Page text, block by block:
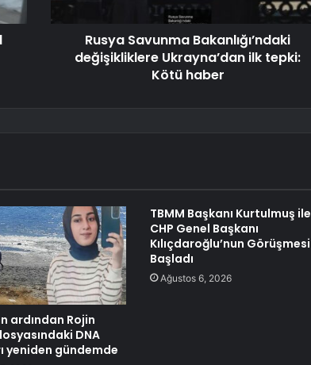
Rusya Savunma Bakanlığı’ndaki
değişikliklere Ukrayna’dan ilk tepki:
Kötü haber
ardından Rojin
DNA
yeniden gündemde
TBMM Başkanı Kurtulmuş ile
CHP Genel Başkanı
Kılıçdaroğlu’nun Görüşmesi
Başladı
Ağustos 6, 2026